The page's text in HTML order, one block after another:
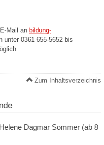
Mail an bildung-
unter 0361 655-5652 bis
Zum Inhaltsverzeichnis
Dagmar Sommer (ab 8